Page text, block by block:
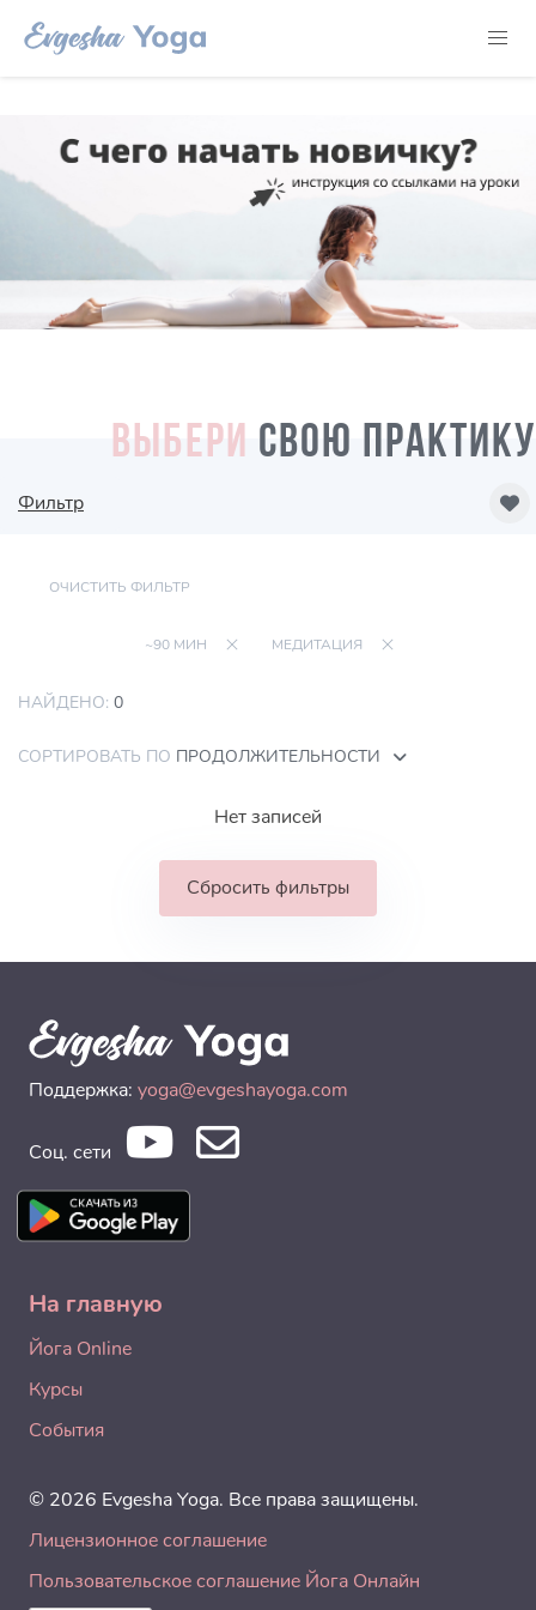
ВЫБЕРИ СВОЮ ПРАКТИКУ
Фильтр
ОЧИСТИТЬ ФИЛЬТР
~90 МИН МЕДИТАЦИЯ
НАЙДЕНО: 0
СОРТИРОВАТЬ ПО ПРОДОЛЖИТЕЛЬНОСТИ
Нет записей
Сбросить фильтры
Поддержка: yoga@evgeshayoga.com
Соц. сети
На главную
Йога Online
Курсы
События
© 2026 Evgesha Yoga. Все права защищены.
Лицензионное соглашение
Пользовательское соглашение Йога Онлайн